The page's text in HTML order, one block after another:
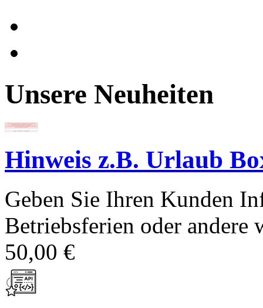
Unsere Neuheiten
Hinweis z.B. Urlaub
Geben Sie Ihren Kunden
Betriebsferien oder
50,00 €